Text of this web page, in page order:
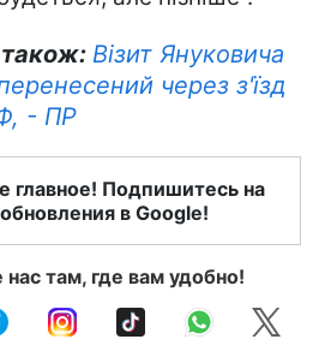
також: Візит Януковича
через з'їзд
- ПР
главное! Подпишитесь на
в Google!
там, где вам удобно!